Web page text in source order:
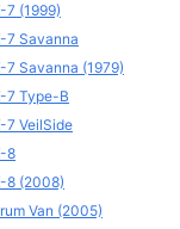
7 (1999)
7 Savanna
7 Savanna (1979)
7 Type-B
7 VeilSide
8
8 (2008)
Van (2005)